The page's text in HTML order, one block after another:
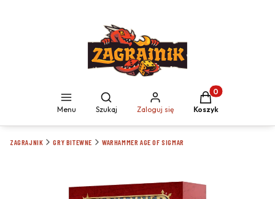
Menu
Otwórz wyszukiwarkę
Szukaj Zaloguj się
Produkty w
Koszyk
ZAGRAJNIK GRY BITEWNE WARHAMMER AGE OF SIGMAR